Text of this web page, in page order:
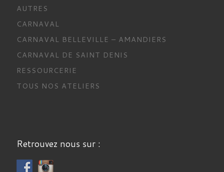
AUTRES
CARNAVAL
CARNAVAL BELLEVILLE – AMANDIERS
CARNAVAL DE SAINT DENIS
RESSOURCERIE
TOUS NOS ATELIERS
Retrouvez nous sur :